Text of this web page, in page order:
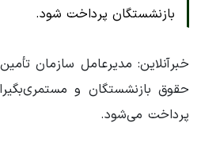
بازنشستگان پرداخت شود.
خبرآنلاین: مدیرعامل سازمان
حقوق بازنشستگان و
پرداخت می‌شود.